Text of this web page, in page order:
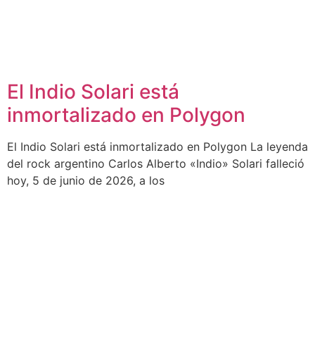
El Indio Solari está
inmortalizado en Polygon
El Indio Solari está inmortalizado en Polygon La leyenda
del rock argentino Carlos Alberto «Indio» Solari falleció
hoy, 5 de junio de 2026, a los